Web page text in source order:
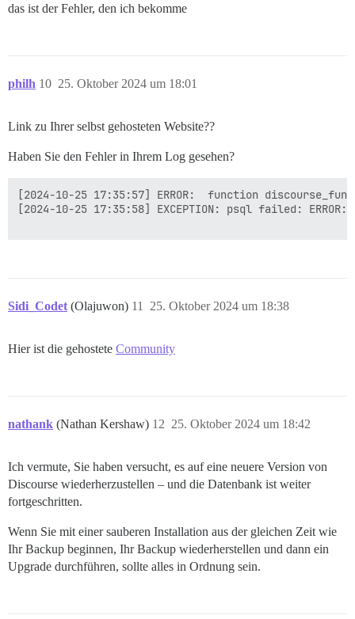
das ist der Fehler, den ich bekomme
philh 25. Oktober 2024 um 18:01
10
Link zu Ihrer selbst gehosteten Website??
Haben Sie den Fehler in Ihrem Log gesehen?
[2024-10-25 17:35:57] ERROR:  function
[2024-10-25 17:35:58] EXCEPTION: psql failed:
Sidi_Codet (Olajuwon) 25. Oktober 2024 um 18:38
11
Hier ist die gehostete Community
nathank (Nathan Kershaw) 25. Oktober 2024 um 18:42
12
Ich vermute, Sie haben versucht, es auf eine neuere Version von
Discourse wiederherzustellen – und die Datenbank ist weiter
fortgeschritten.
Wenn Sie mit einer sauberen Installation aus der gleichen Zeit wie
Ihr Backup beginnen, Ihr Backup wiederherstellen und dann ein
Upgrade durchführen, sollte alles in Ordnung sein.